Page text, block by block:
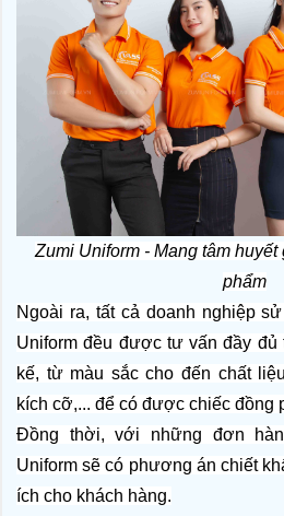
Zumi Uniform - Mang tâm
phẩm
Ngoài ra, tất cả doanh nghiệp
Uniform đều được tư vấn đầy
kế, từ màu sắc cho đến chất
kích cỡ,... để có được chiếc đồng
Đồng thời, với những đơn
Uniform sẽ có phương án chiết
ích cho khách hàng.